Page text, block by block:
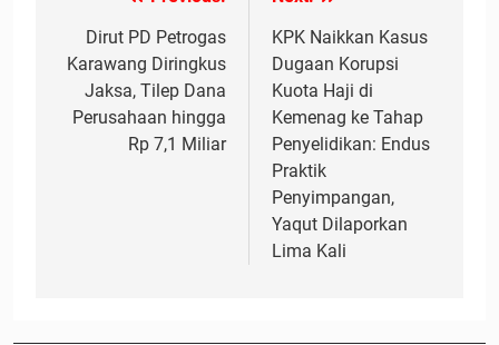
posDirut PD Petrogas
Karawang Diringkus
Jaksa, Tilep Dana
Perusahaan hingga
Rp 7,1 Miliar
KPK Naikkan Kasus
Dugaan Korupsi
Kuota Haji di
Kemenag ke Tahap
Penyelidikan: Endus
Praktik
Penyimpangan,
Yaqut Dilaporkan
Lima Kali